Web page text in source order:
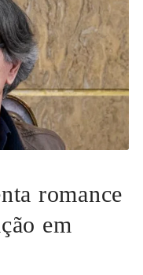
romance
em